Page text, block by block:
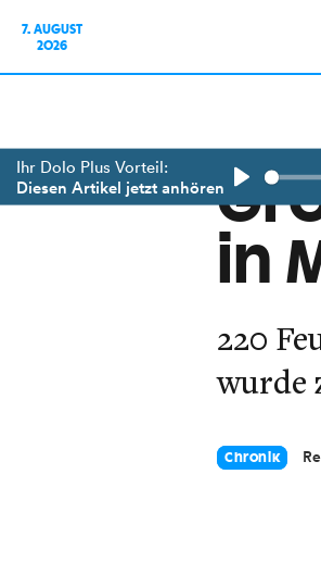
7. AUGUST
2026
Ihr Dolo Plus Vorteil:
Diesen Artikel jetzt anhören
Play
in
220
wurde
Chronik